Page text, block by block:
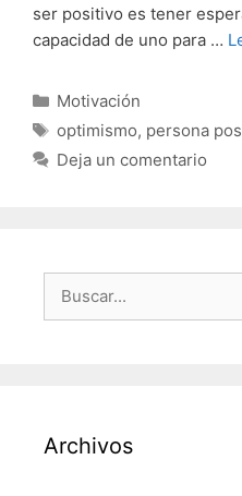
ser positivo es tener
capacidad de uno para …
Categorías
Motivación
Etiquetas
optimismo, persona
Deja un comentario
Archivos